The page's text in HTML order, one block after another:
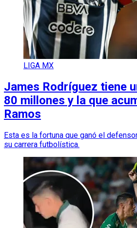
LIGA MX
James Rodríguez tiene
80 millones y la que
Ramos
Esta es la fortuna que ganó el
su carrera futbolística.